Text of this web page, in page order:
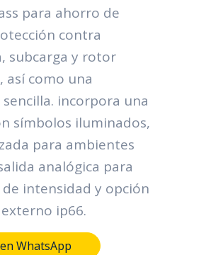
para ahorro de
contra
subcarga y rotor
así como una
incorpora una
símbolos iluminados,
para ambientes
analógica para
intensidad y opción
ip66.
WhatsApp